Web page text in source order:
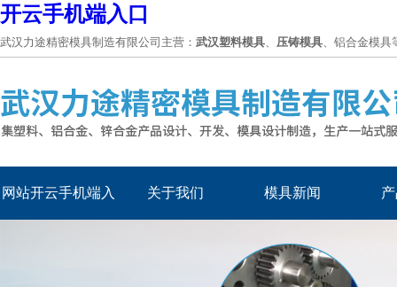
开云手机端入口
武汉力途精密模具制造有限公司主营： 武汉塑料模具、 压铸模具、铝合金模具
网站开云手机端入 关于我们 模具新闻